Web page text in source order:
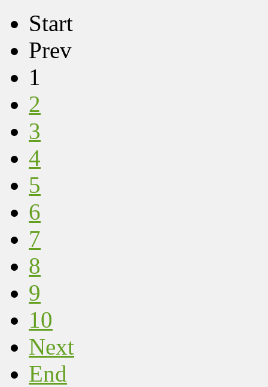
Start
Prev
1
2
3
4
5
6
7
8
9
10
Next
End